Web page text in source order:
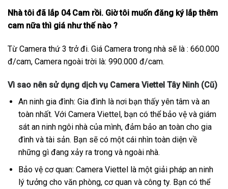
Nhà tôi đã lắp 04 Cam rồi. Giờ tôi muốn đăng ký lắp thêm
cam nữa thì giá như thế nào ?
Từ Camera thứ 3 trở đi. Giá Camera trong nhà sẽ là : 660.000
đ/cam, Camera ngoài trời là: 990.000 đ/cam.
Vì sao nên sử dụng dịch vụ Camera Viettel Tây Ninh (Cũ)
An ninh gia đình: Gia đình là nơi bạn thấy yên tâm và an
toàn nhất. Với Camera Viettel, bạn có thể bảo vệ và giám
sát an ninh ngôi nhà của mình, đảm bảo an toàn cho gia
đình và tài sản. Bạn sẽ có một cái nhìn toàn diện về
những gì đang xảy ra trong và ngoài nhà.
Bảo vệ cơ quan: Camera Viettel là một giải pháp an ninh
lý tưởng cho văn phòng, cơ quan và công ty. Bạn có thể